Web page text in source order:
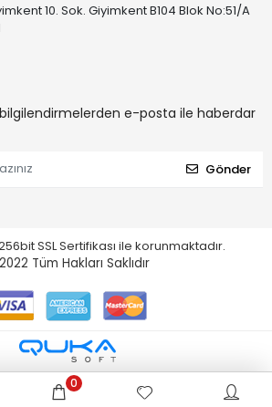
10. Sok. Giyimkent B104 Blok No:51/A
e-posta ile haberdar
Gönder
SSL Sertifikası ile korunmaktadır.
Tüm Hakları Saklıdır
0